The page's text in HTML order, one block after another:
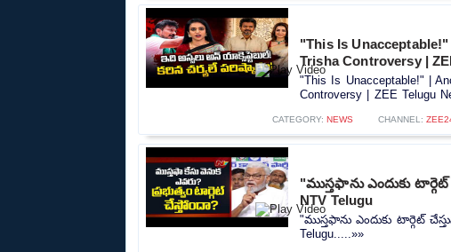
"This Is
Trisha Controversy |
"This Is Unacceptable!" |
Controversy | ZEE Telugu
CATEGORY: NEWS CHANNEL:
"ముస్తఫాను ఎందుకు
NTV Telugu
"ముస్తఫాను ఎందుకు టార్గెట్
Telugu.....»»